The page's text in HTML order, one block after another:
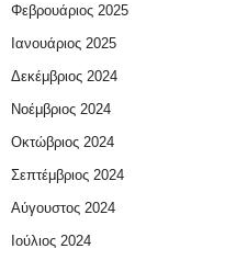
Φεβρουάριος 2025
Ιανουάριος 2025
Δεκέμβριος 2024
Νοέμβριος 2024
Οκτώβριος 2024
Σεπτέμβριος 2024
Αύγουστος 2024
Ιούλιος 2024